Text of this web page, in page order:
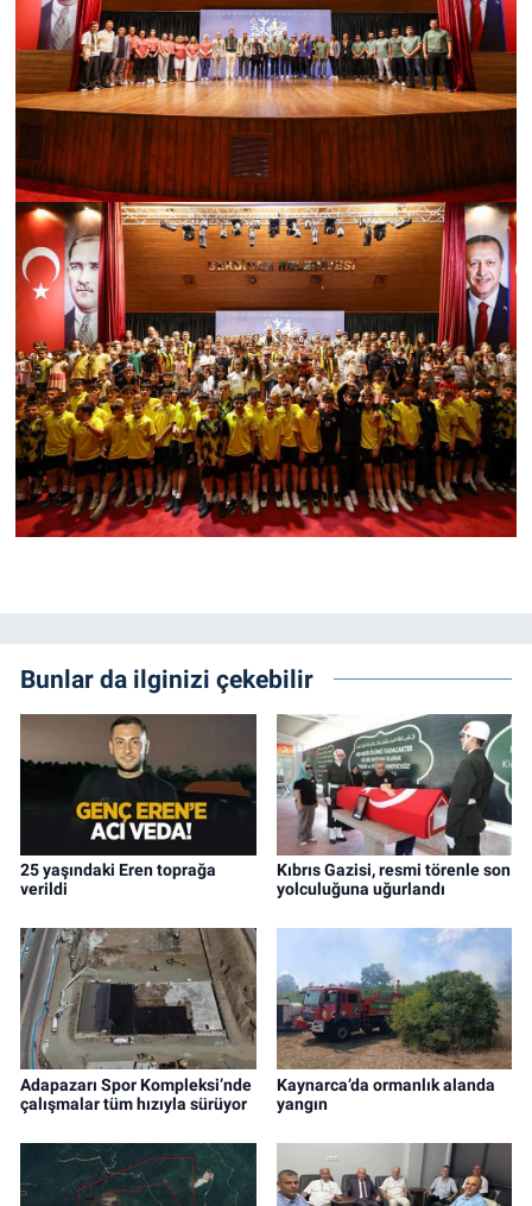
Bunlar da ilginizi çekebilir
25 yaşındaki Eren toprağa
verildi
Kıbrıs Gazisi, resmi törenle son
yolculuğuna uğurlandı
Adapazarı Spor Kompleksi’nde
çalışmalar tüm hızıyla sürüyor
Kaynarca’da ormanlık alanda
yangın